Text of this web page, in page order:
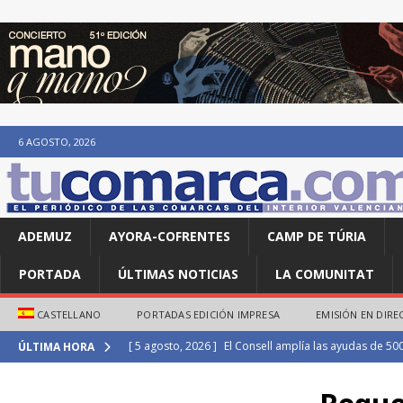
6 AGOSTO, 2026
ADEMUZ AYORA-COFRENTES CAMP DE TÚRIA
PORTADA ÚLTIMAS NOTICIAS LA COMUNITAT
CASTELLANO PORTADAS EDICIÓN IMPRESA EMISIÓN EN
ÚLTIMA HORA [ 5 agosto, 2026 ] El Consell amplía las ayudas de